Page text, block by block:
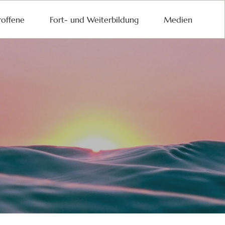
Fort- und Weiterbildung Medien